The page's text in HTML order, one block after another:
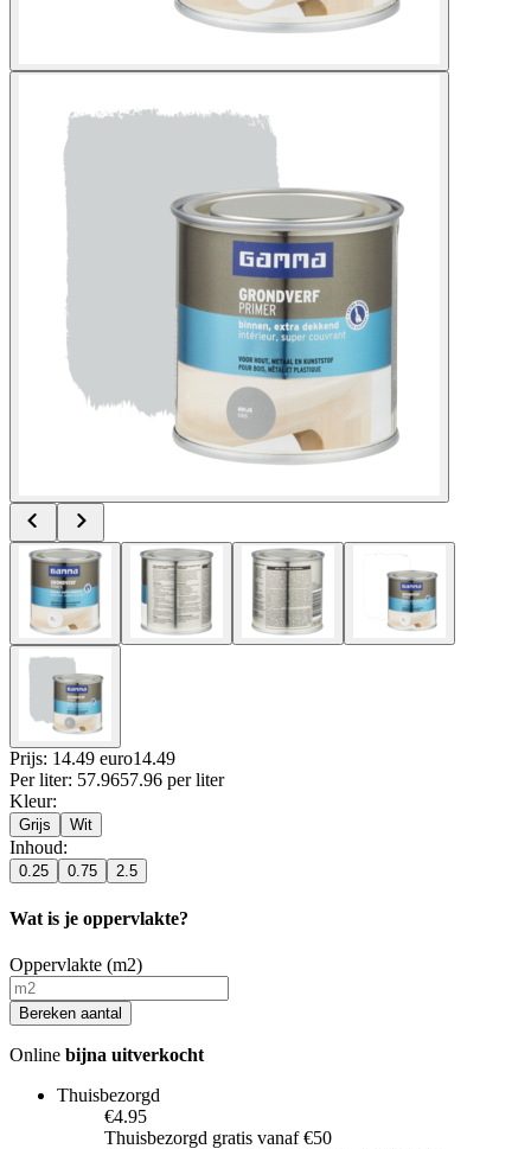
Prijs: 14.49 euro14.49
Per liter: 57.9657.96 per liter
Kleur:
Grijs Wit
Inhoud:
0.25 0.75 2.5
Wat is je oppervlakte?
Oppervlakte (m2)
Bereken aantal
Online bijna uitverkocht
Thuisbezorgd
€4.95
Thuisbezorgd gratis vanaf €50